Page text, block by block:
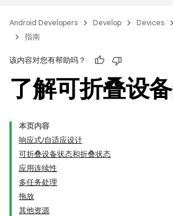
Android Developers Develop Devices
指南
该内容对您有帮助吗？
了解可折叠设备
本页内容
响应式/自适应设计
可折叠设备状态和折叠状态
应用连续性
多任务处理
拖放
其他资源